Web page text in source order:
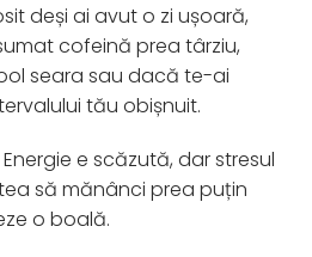
deși ai avut o zi ușoară,
cofeină prea târziu,
seara sau dacă te-ai
tău obișnuit.
e scăzută, dar stresul
să mănânci prea puțin
o boală.